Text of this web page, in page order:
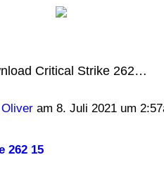
Critical Strike 262…
am 8. Juli 2021 um
262 15